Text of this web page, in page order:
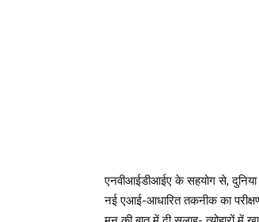
एनवीआईडीआईए के सहयोग से, दुनिया
नई एआई-आधारित तकनीक का